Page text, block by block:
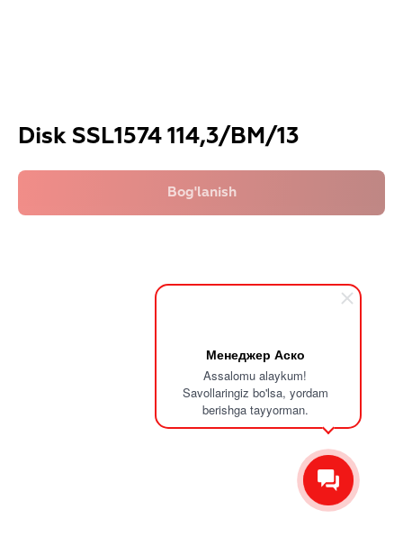
Менеджер Аско
Assalomu alaykum!
Savollaringiz bo'lsa, yordam
berishga tayyorman.
Disk SSL1574 114,3/BM/13